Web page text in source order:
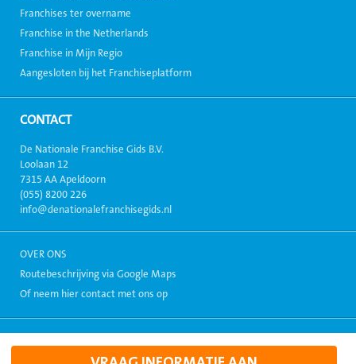
Franchises ter overname
Franchise in the Netherlands
Franchise in Mijn Regio
Aangesloten bij het Franchiseplatform
CONTACT
De Nationale Franchise Gids B.V.
Loolaan 12
7315 AA Apeldoorn
(055) 8200 226
info@denationalefranchisegids.nl
OVER ONS
Routebeschrijving via Google Maps
Of neem hier contact met ons op
weergegeven op deze site mag niet zonder toestemming verspreid